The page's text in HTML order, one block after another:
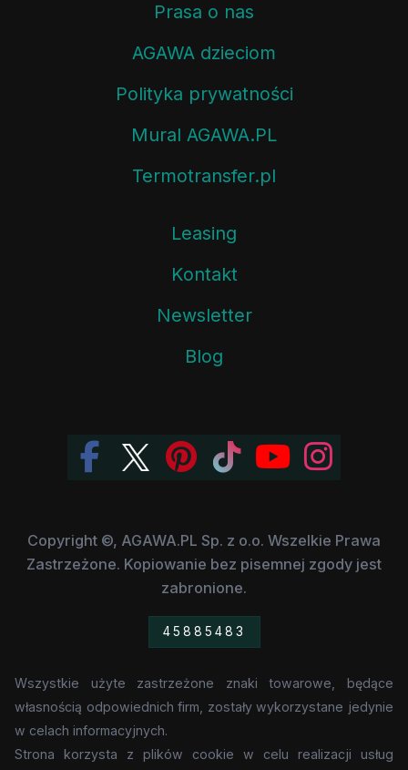
Prasa o nas
AGAWA dzieciom
Polityka prywatności
Mural AGAWA.PL
Termotransfer.pl
Leasing
Kontakt
Newsletter
Blog
Copyright ©, AGAWA.PL Sp. z o.o. Wszelkie Prawa
Zastrzeżone. Kopiowanie bez pisemnej zgody jest
zabronione.
45885483
Wszystkie użyte zastrzeżone znaki towarowe, będące
własnością odpowiednich firm, zostały wykorzystane jedynie
w celach informacyjnych.
Strona korzysta z plików cookie w celu realizacji usług